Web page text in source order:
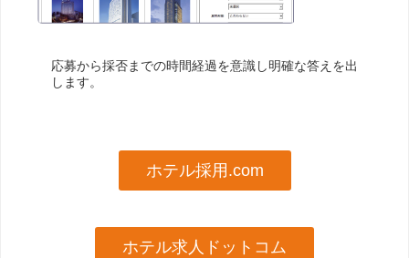
応募から採否までの時間経過を意識し明確な答えを出
します。
ホテル採用.com
ホテル求人ドットコム